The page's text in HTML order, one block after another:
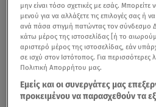
μην είναι τόσο σχετικές με εσάς. Μπορείτε
μενού για να αλλάξετε τις επιλογές σας ή
ανά πάσα στιγμή πατώντας τον σύνδεσμο
κάτω μέρος της ιστοσελίδας [ή το
αριστερό μέρος της ιστοσελίδας, εάν
σε ισχύ στον Ιστότοπος. Για περισσότερες
Πολιτική Απορρήτου μας.
Εμείς και οι συνεργάτες μας
προκειμένου να παρασχεθούν τα